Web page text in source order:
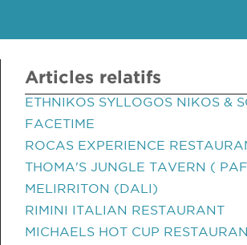
Articles relatifs
ETHNIKOS SYLLOGOS NIKOS &
FACETIME
ROCAS EXPERIENCE
THOMA'S JUNGLE TAVERN (
MELIRRITON (DALI)
RIMINI ITALIAN RESTAURANT
MICHAELS HOT CUP